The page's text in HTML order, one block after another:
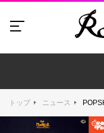
トップ ニュース POPSHOPレーベ